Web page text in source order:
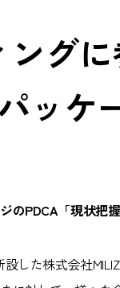
グ
ッケ
のPDCA「現状
した株式会社